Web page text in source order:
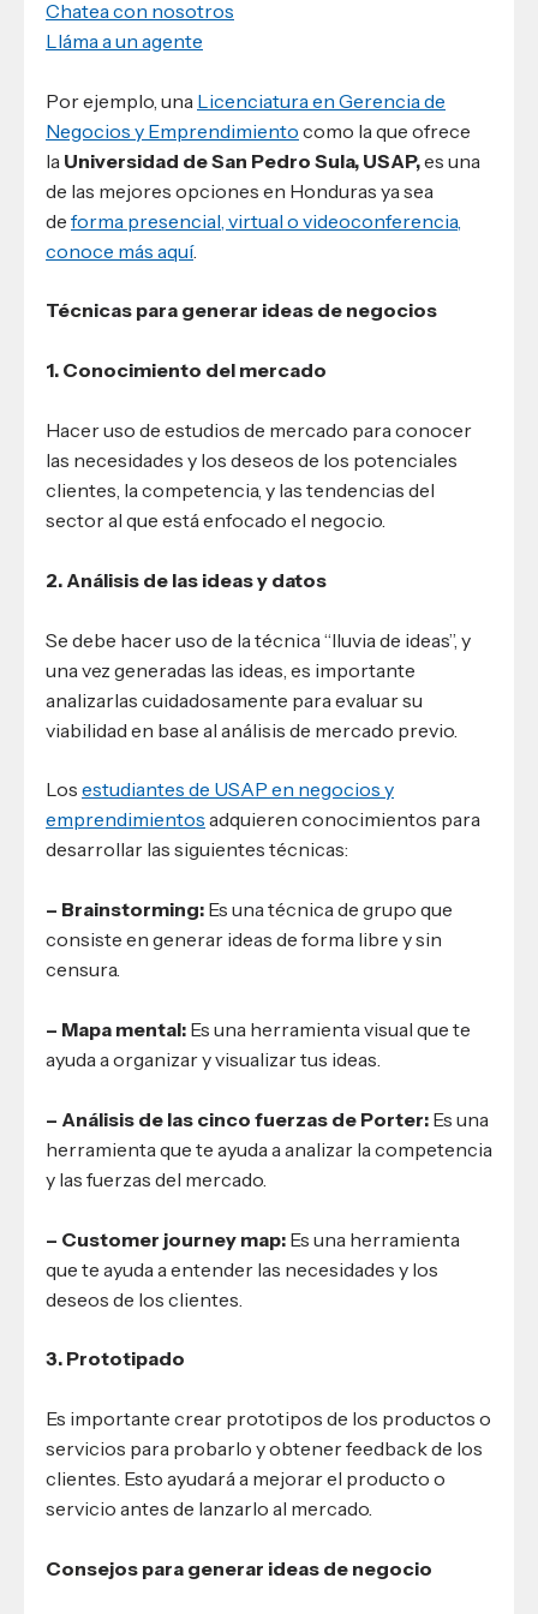
Chatea con nosotros
Lláma a un agente
Por ejemplo, una Licenciatura en Gerencia de
Negocios y Emprendimiento como la que ofrece
la Universidad de San Pedro Sula, USAP,es una
de las mejores opciones en Honduras ya sea
de forma presencial, virtual o videoconferencia,
conoce más aquí.
Técnicas para generar ideas de negocios
1. Conocimiento del mercado
Hacer uso de estudios de mercado para conocer
las necesidades y los deseos de los potenciales
clientes, la competencia, y las tendencias del
sector al que está enfocado el negocio.
2. Análisis de las ideas y datos
Se debe hacer uso de la técnica “lluvia de ideas”, y
una vez generadas las ideas, es importante
analizarlas cuidadosamente para evaluar su
viabilidad en base al análisis de mercado previo.
Los estudiantes de USAP en negocios y
emprendimientos adquieren conocimientos para
desarrollar las siguientes técnicas:
– Brainstorming: Es una técnica de grupo que
consiste en generar ideas de forma libre y sin
censura.
– Mapa mental: Es una herramienta visual que te
ayuda a organizar y visualizar tus ideas.
– Análisis de las cinco fuerzas de Porter: Es una
herramienta que te ayuda a analizar la competencia
y las fuerzas del mercado.
– Customer journey map: Es una herramienta
que te ayuda a entender las necesidades y los
deseos de los clientes.
3. Prototipado
Es importante crear prototipos de los productos o
servicios para probarlo y obtener feedback de los
clientes. Esto ayudará a mejorar el producto o
servicio antes de lanzarlo al mercado.
Consejos para generar ideas de negocio